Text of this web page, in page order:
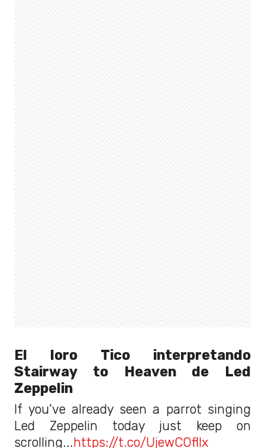
El loro Tico interpretando
Stairway to Heaven de Led
Zeppelin
If you’ve already seen a parrot singing
Led Zeppelin today just keep on
scrolling...https://t.co/UjewCOflIx